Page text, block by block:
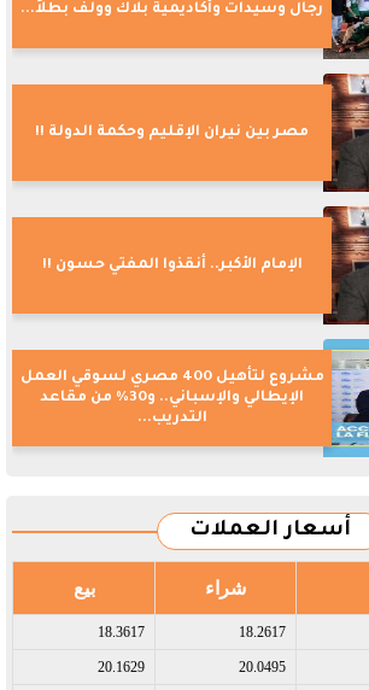
رجال وسيدات وأكاديمية بلاك وولف بطلاً...
مصر بين نيران الإقليم وحكمة الدولة !!
الإمام الأكبر.. أنقذوا المفتي حسون !!
مشروع لتأهيل 400 مصري لسوقي العمل
الإيطالي والإسباني.. و30% من مقاعد
التدريب...
أسعار العملات
شراء بيع
18.2617
18.3617
20.0495
20.1629